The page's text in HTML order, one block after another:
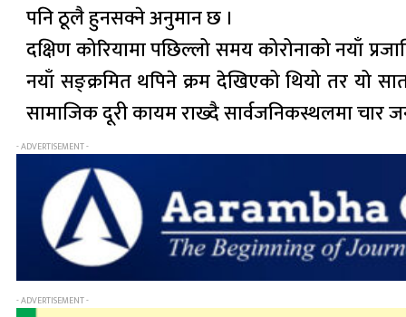
पनि ठूलै हुनसक्ने अनुमान छ ।
दक्षिण कोरियामा पछिल्लो समय कोरोनाको नयाँ
नयाँ सङ्क्रमित थपिने क्रम देखिएको थियो तर
सामाजिक दूरी कायम राख्दै सार्वजनिकस्थलमा चार
- ADVERTISEMENT -
- ADVERTISEMENT -